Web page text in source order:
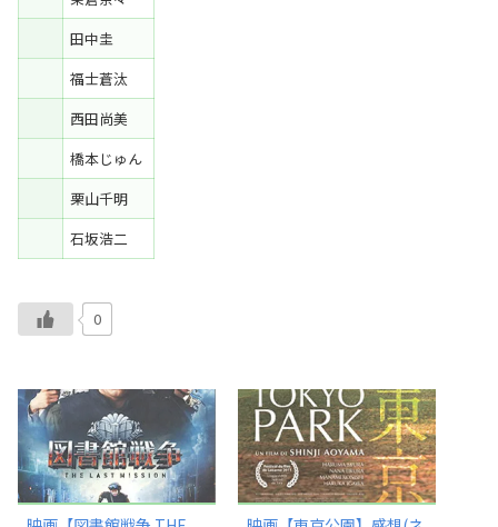
田中圭
福士蒼汰
西田尚美
橋本じゅん
栗山千明
石坂浩二
0